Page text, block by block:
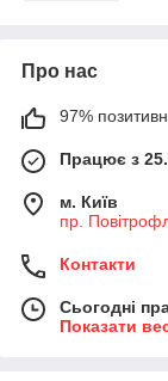
Про нас
97%
Працює з
м. Київ
пр.
Контакти
Сьогодні
Показати